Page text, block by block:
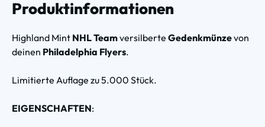
Produktinformationen
Highland Mint NHL Teamversilberte Gedenkmünzevon
deinen Philadelphia Flyers.
Limitierte Auflage zu 5.000 Stück.
EIGENSCHAFTEN: